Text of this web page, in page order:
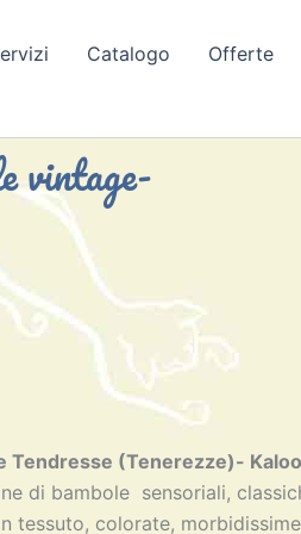
Catalogo Offerte
vintage-
Tendresse (Tenerezze)- Kaloo
di bambole sensoriali,
tessuto, colorate,